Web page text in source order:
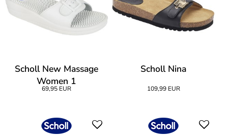
Scholl New Massage
Women 1
69,95 EUR
Scholl Nina
109,99 EUR